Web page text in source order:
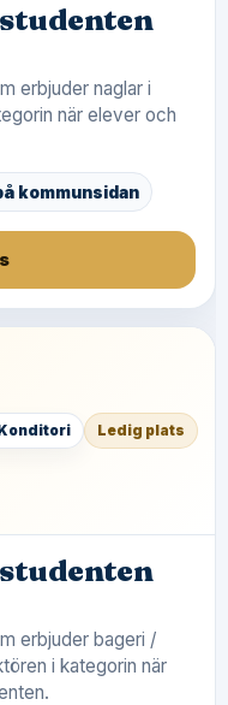
erbjuder naglar i
när elever och
kommunsidan
Ledig plats
erbjuder bageri /
i kategorin när